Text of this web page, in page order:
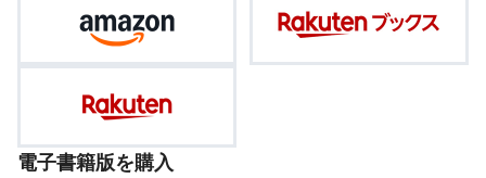
電子書籍版を購入